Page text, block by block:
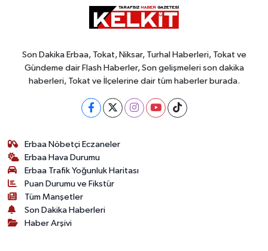
Son Dakika Erbaa, Tokat, Niksar, Turhal Haberleri, Tokat ve
Gündeme dair Flash Haberler, Son gelişmeleri son dakika
haberleri, Tokat ve İlçelerine dair tüm haberler burada.
Erbaa Nöbetçi Eczaneler
Erbaa Hava Durumu
Erbaa Trafik Yoğunluk Haritası
Puan Durumu ve Fikstür
Tüm Manşetler
Son Dakika Haberleri
Haber Arşivi